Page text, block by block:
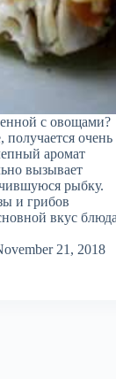
с овощами?
получается очень
аромат
вызывает
рыбку.
и грибов
вкус блюда
21, 2018